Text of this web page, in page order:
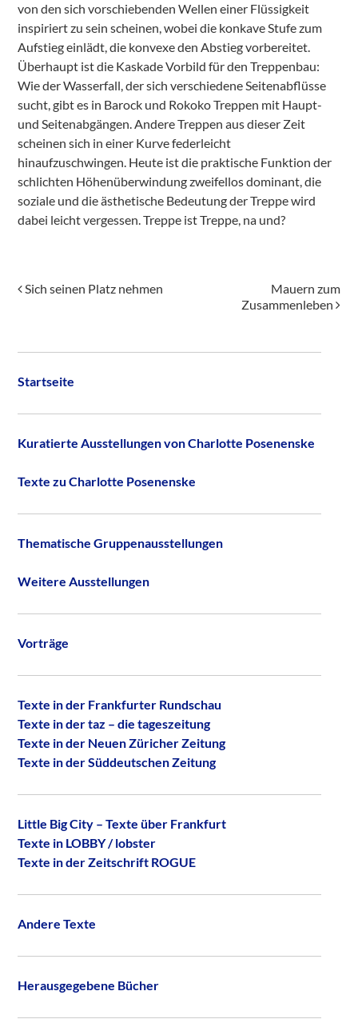
von den sich vorschiebenden Wellen einer Flüssigkeit
inspiriert zu sein scheinen, wobei die konkave Stufe zum
Aufstieg einlädt, die konvexe den Abstieg vorbereitet.
Überhaupt ist die Kaskade Vorbild für den Treppenbau:
Wie der Wasserfall, der sich verschiedene Seitenabflüsse
sucht, gibt es in Barock und Rokoko Treppen mit Haupt-
und Seitenabgängen. Andere Treppen aus dieser Zeit
scheinen sich in einer Kurve federleicht
hinaufzuschwingen. Heute ist die praktische Funktion der
schlichten Höhenüberwindung zweifellos dominant, die
soziale und die ästhetische Bedeutung der Treppe wird
dabei leicht vergessen. Treppe ist Treppe, na und?
Beitragsnavigation
Sich seinen Platz nehmen
Mauern zum
Zusammenleben
Startseite
Kuratierte Ausstellungen von Charlotte Posenenske
Texte zu Charlotte Posenenske
Thematische Gruppenausstellungen
Weitere Ausstellungen
Vorträge
Texte in der Frankfurter Rundschau
Texte in der taz – die tageszeitung
Texte in der Neuen Züricher Zeitung
Texte in der Süddeutschen Zeitung
Little Big City – Texte über Frankfurt
Texte in LOBBY / lobster
Texte in der Zeitschrift ROGUE
Andere Texte
Herausgegebene Bücher